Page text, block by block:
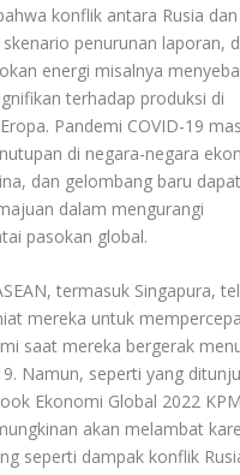
konflik antara Rusia
penurunan laporan,
energi misalnya
terhadap produksi di
Pandemi COVID-19
di negara-negara
dan gelombang baru dapat
dalam mengurangi
pasokan global.
termasuk Singapura,
mereka untuk
saat mereka bergerak
Namun, seperti yang
Ekonomi Global 2022
akan melambat
seperti dampak konflik